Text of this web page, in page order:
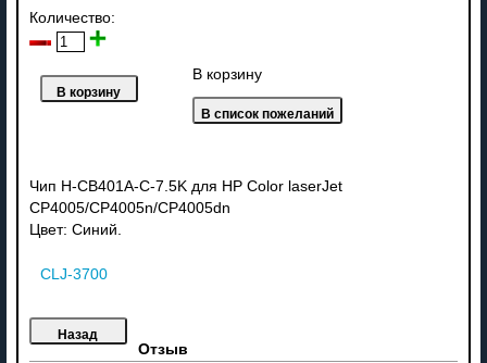
Количество:
В корзину
Чип H-CB401A-C-7.5K для HP Color laserJet
CP4005/CP4005n/CP4005dn
Цвет: Синий.
CLJ-3700
Отзыв